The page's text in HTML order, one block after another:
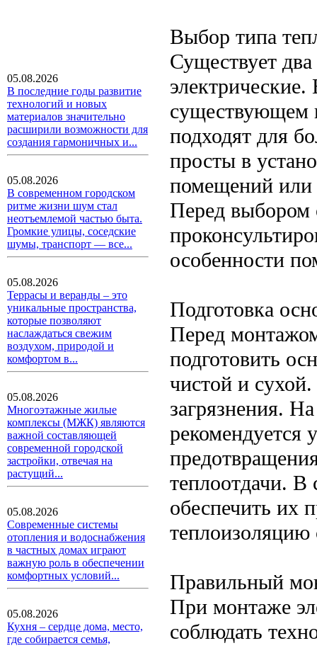
05.08.2026
В последние годы развитие
технологий и новых
материалов значительно
расширили возможности для
создания гармоничных и...
05.08.2026
В современном городском
ритме жизни шум стал
неотъемлемой частью быта.
Громкие улицы, соседские
шумы, транспорт — все...
05.08.2026
Террасы и веранды – это
уникальные пространства,
которые позволяют
наслаждаться свежим
воздухом, природой и
комфортом в...
05.08.2026
Многоэтажные жилые
комплексы (МЖК) являются
важной составляющей
современной городской
застройки, отвечая на
растущий...
05.08.2026
Современные системы
отопления и водоснабжения
в частных домах играют
важную роль в обеспечении
комфортных условий...
05.08.2026
Кухня – сердце дома, место,
где собирается семья,
Выбор типа
Существует
существующем
подходят для
просты в
помещений или
Перед выбором
особенности
Подготовка
Перед
подготовить
чистой и
загрязнения.
рекомендуется
теплоотдачи. В
обеспечить их
теплоизоляцию
Правильный
При монтаже
соблюдать